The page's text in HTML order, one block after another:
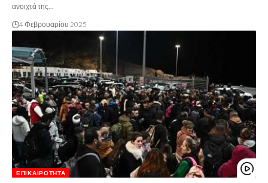
ανοιχτά της…
4 Φεβρουαρίου 2025
ΕΠΙΚΑΙΡΌΤΗΤΑ